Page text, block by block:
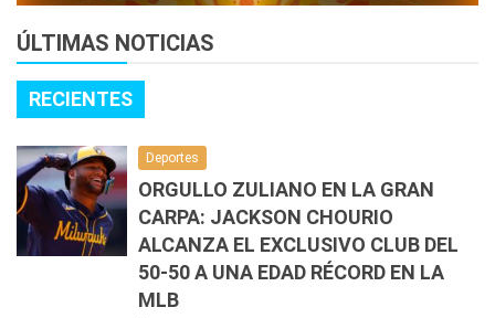
ÚLTIMAS NOTICIAS
RECIENTES
Deportes
ORGULLO ZULIANO EN LA GRAN
CARPA: JACKSON CHOURIO
ALCANZA EL EXCLUSIVO CLUB DEL
50-50 A UNA EDAD RÉCORD EN LA
MLB